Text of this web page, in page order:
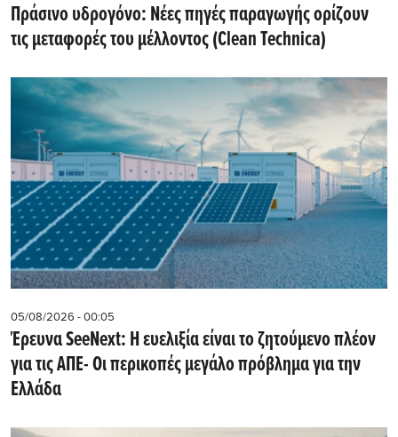
Πράσινο υδρογόνο: Νέες πηγές παραγωγής ορίζουν
τις μεταφορές του μέλλοντος (Clean Technica)
05/08/2026 - 00:05
Έρευνα SeeNext: Η ευελιξία είναι το ζητούμενο πλέον
για τις ΑΠΕ- Οι περικοπές μεγάλο πρόβλημα για την
Ελλάδα